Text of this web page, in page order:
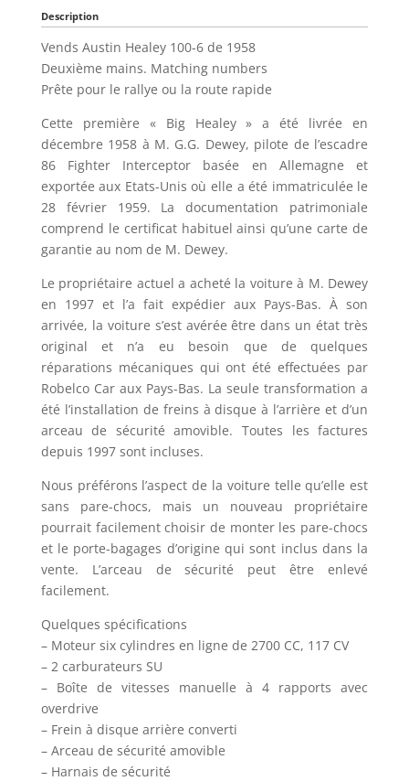
Description
Vends Austin Healey 100-6 de 1958
Deuxième mains. Matching numbers
Prête pour le rallye ou la route rapide
Cette première « Big Healey » a été livrée en
décembre 1958 à M. G.G. Dewey, pilote de l’escadre
86 Fighter Interceptor basée en Allemagne et
exportée aux Etats-Unis où elle a été immatriculée le
28 février 1959. La documentation patrimoniale
comprend le certificat habituel ainsi qu’une carte de
garantie au nom de M. Dewey.
Le propriétaire actuel a acheté la voiture à M. Dewey
en 1997 et l’a fait expédier aux Pays-Bas. À son
arrivée, la voiture s’est avérée être dans un état très
original et n’a eu besoin que de quelques
réparations mécaniques qui ont été effectuées par
Robelco Car aux Pays-Bas. La seule transformation a
été l’installation de freins à disque à l’arrière et d’un
arceau de sécurité amovible. Toutes les factures
depuis 1997 sont incluses.
Nous préférons l’aspect de la voiture telle qu’elle est
sans pare-chocs, mais un nouveau propriétaire
pourrait facilement choisir de monter les pare-chocs
et le porte-bagages d’origine qui sont inclus dans la
vente. L’arceau de sécurité peut être enlevé
facilement.
Quelques spécifications
– Moteur six cylindres en ligne de 2700 CC, 117 CV
– 2 carburateurs SU
– Boîte de vitesses manuelle à 4 rapports avec
overdrive
– Frein à disque arrière converti
– Arceau de sécurité amovible
– Harnais de sécurité